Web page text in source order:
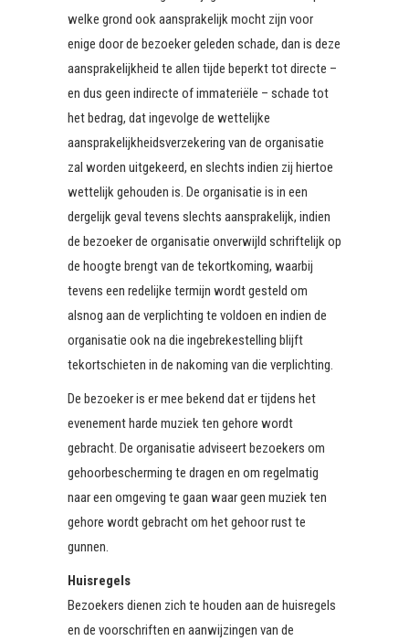
welke grond ook aansprakelijk mocht zijn voor
enige door de bezoeker geleden schade, dan is deze
aansprakelijkheid te allen tijde beperkt tot directe –
en dus geen indirecte of immateriële – schade tot
het bedrag, dat ingevolge de wettelijke
aansprakelijkheidsverzekering van de organisatie
zal worden uitgekeerd, en slechts indien zij hiertoe
wettelijk gehouden is. De organisatie is in een
dergelijk geval tevens slechts aansprakelijk, indien
de bezoeker de organisatie onverwijld schriftelijk op
de hoogte brengt van de tekortkoming, waarbij
tevens een redelijke termijn wordt gesteld om
alsnog aan de verplichting te voldoen en indien de
organisatie ook na die ingebrekestelling blijft
tekortschieten in de nakoming van die verplichting.
De bezoeker is er mee bekend dat er tijdens het
evenement harde muziek ten gehore wordt
gebracht. De organisatie adviseert bezoekers om
gehoorbescherming te dragen en om regelmatig
naar een omgeving te gaan waar geen muziek ten
gehore wordt gebracht om het gehoor rust te
gunnen.
Huisregels
Bezoekers dienen zich te houden aan de huisregels
en de voorschriften en aanwijzingen van de